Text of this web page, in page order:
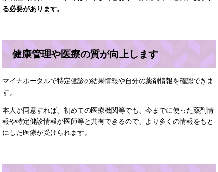
る必要があります。
健康管理や医療の質が向上します
マイナポータルで特定健診の結果情報や自分の薬剤情報を確認できま
す。
本人が同意すれば、初めての医療機関等でも、今までに使った薬剤情
報や特定健診情報が医師等と共有できるので、より多くの情報をもと
にした医療が受けられます。